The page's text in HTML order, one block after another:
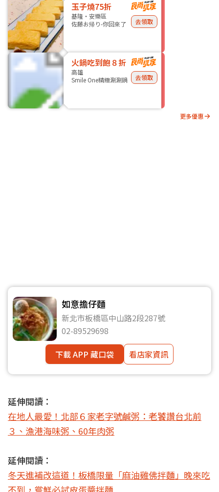
玉子燒75折
基隆・安樂區
佐藤お帰り-你回來了
去領取
火鍋吃到飽８折
高雄
Smile One精緻涮涮鍋
去領取
更多優惠
如意擔仔麵
新北市板橋區中山路2段287號
02-89529698
下載 APP 藏口袋
看店家資訊
延伸閱讀：
在地人最愛！北部６家老字號鹹粥：老饕讚台北前
３、漁港海味粥、60年肉粥
延伸閱讀：
冬天進補改這道！板橋限量「麻油雞佛拌麵」晚來吃